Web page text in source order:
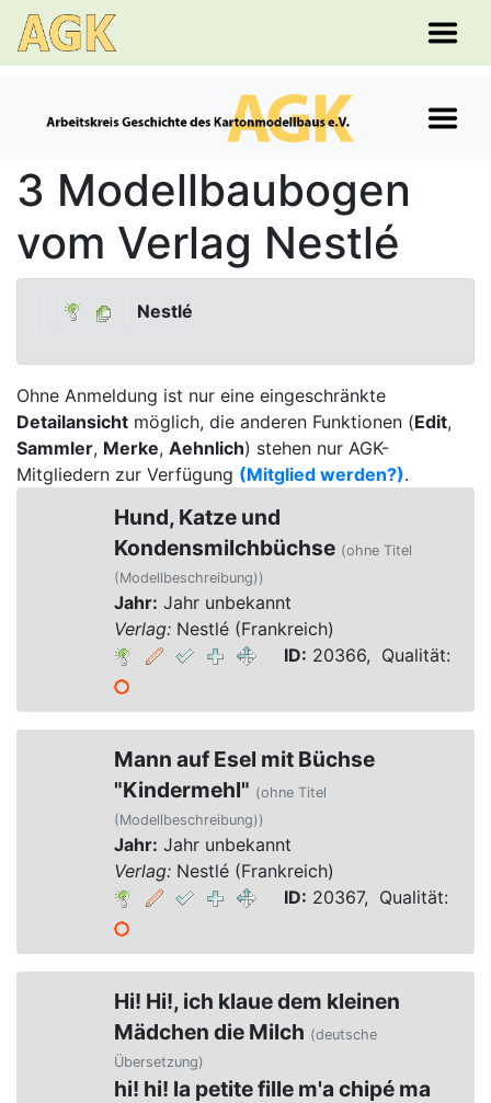
3 Modellbaubogen
vom Verlag Nestlé
Nestlé
Ohne Anmeldung ist nur eine eingeschränkte
Detailansicht möglich, die anderen Funktionen (Edit,
Sammler, Merke, Aehnlich) stehen nur AGK-
Mitgliedern zur Verfügung (Mitglied werden?).
Hund, Katze und
Kondensmilchbüchse (ohne Titel
(Modellbeschreibung))
Jahr: Jahr unbekannt
Verlag:Nestlé (Frankreich)
ID: 20366, Qualität:
Mann auf Esel mit Büchse
"Kindermehl" (ohne Titel
(Modellbeschreibung))
Jahr: Jahr unbekannt
Verlag:Nestlé (Frankreich)
ID: 20367, Qualität:
Hi! Hi!, ich klaue dem kleinen
Mädchen die Milch (deutsche
Übersetzung)
hi! hi! la petite fille m'a chipé ma